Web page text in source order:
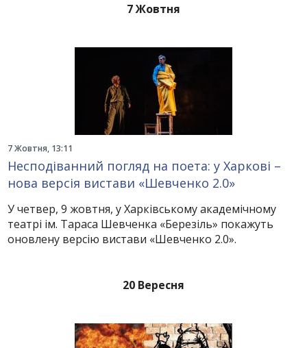
7 Жовтня
7 Жовтня, 13:11
Несподіванний погляд на поета: у Харкові –
нова версія вистави «Шевченко 2.0»
У четвер, 9 жовтня, у Харківському академічному
театрі ім. Тараса Шевченка «Березіль» покажуть
оновлену версію вистави «Шевченко 2.0».
20 Вересня